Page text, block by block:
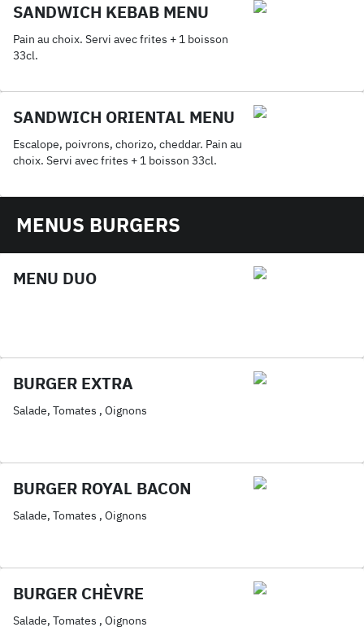
SANDWICH KEBAB MENU
Pain au choix. Servi avec frites + 1 boisson
33cl.
SANDWICH ORIENTAL MENU
Escalope, poivrons, chorizo, cheddar. Pain au
choix. Servi avec frites + 1 boisson 33cl.
MENUS BURGERS
MENU DUO
BURGER EXTRA
Salade, Tomates , Oignons
BURGER ROYAL BACON
Salade, Tomates , Oignons
BURGER CHÈVRE
Salade, Tomates , Oignons